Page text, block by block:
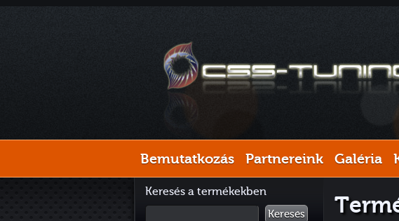
Bemutatkozás Partnereink Galéria
Keresés a termékekben
Keresés